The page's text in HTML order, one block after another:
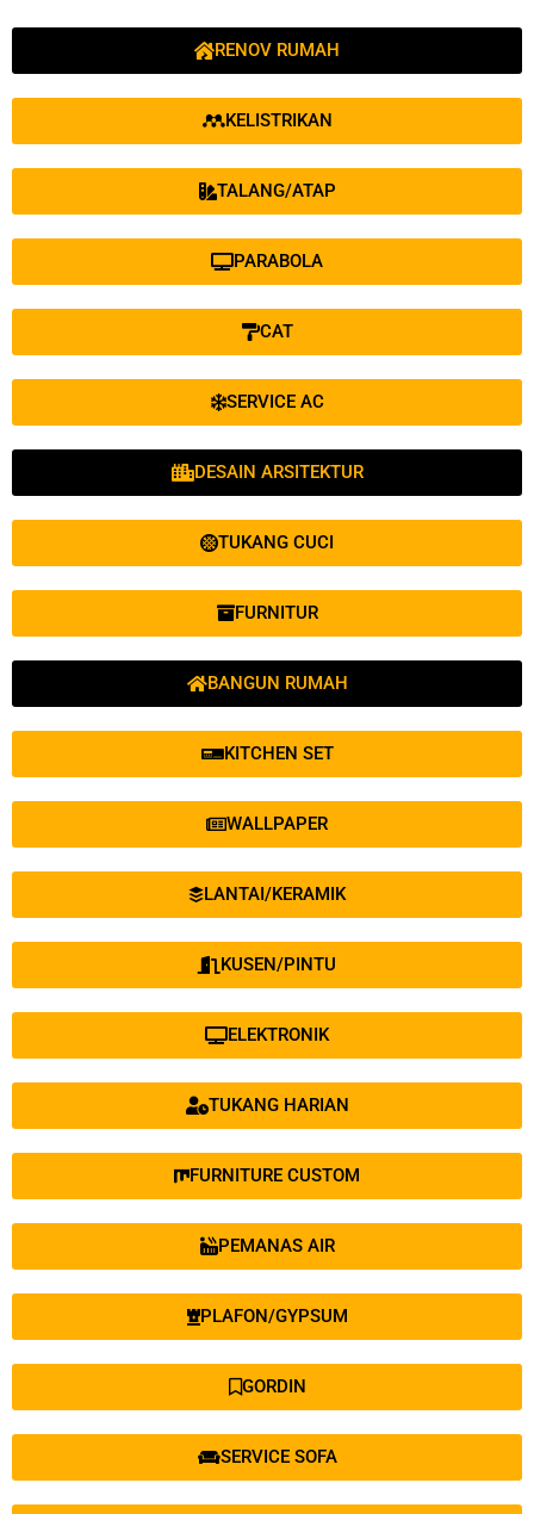
RENOV RUMAH
KELISTRIKAN
TALANG/ATAP
PARABOLA
CAT
SERVICE AC
DESAIN ARSITEKTUR
TUKANG CUCI
FURNITUR
BANGUN RUMAH
KITCHEN SET
WALLPAPER
LANTAI/KERAMIK
KUSEN/PINTU
ELEKTRONIK
TUKANG HARIAN
FURNITURE CUSTOM
PEMANAS AIR
PLAFON/GYPSUM
GORDIN
SERVICE SOFA